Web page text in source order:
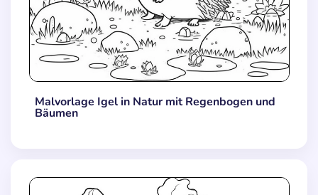
Malvorlage Igel in Natur mit Regenbogen und
Bäumen